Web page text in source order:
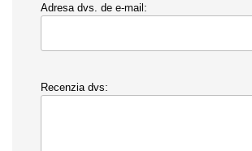
Adresa dvs. de e-mail:
Recenzia dvs: